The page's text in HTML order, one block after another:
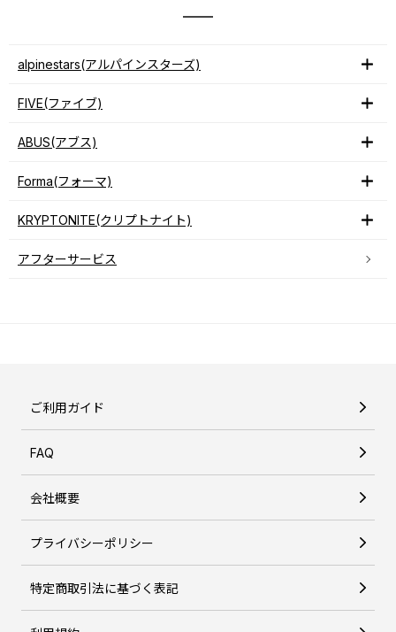
alpinestars(アルパインスターズ)
FIVE(ファイブ)
ABUS(アブス)
Forma(フォーマ)
KRYPTONITE(クリプトナイト)
アフターサービス
ご利用ガイド
FAQ
会社概要
プライバシーポリシー
特定商取引法に基づく表記